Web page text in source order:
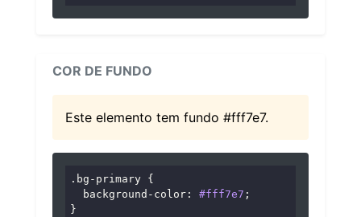
COR DE FUNDO
Este elemento tem fundo #fff7e7.
.bg-primary {
background-color : #fff7e7 ;
}